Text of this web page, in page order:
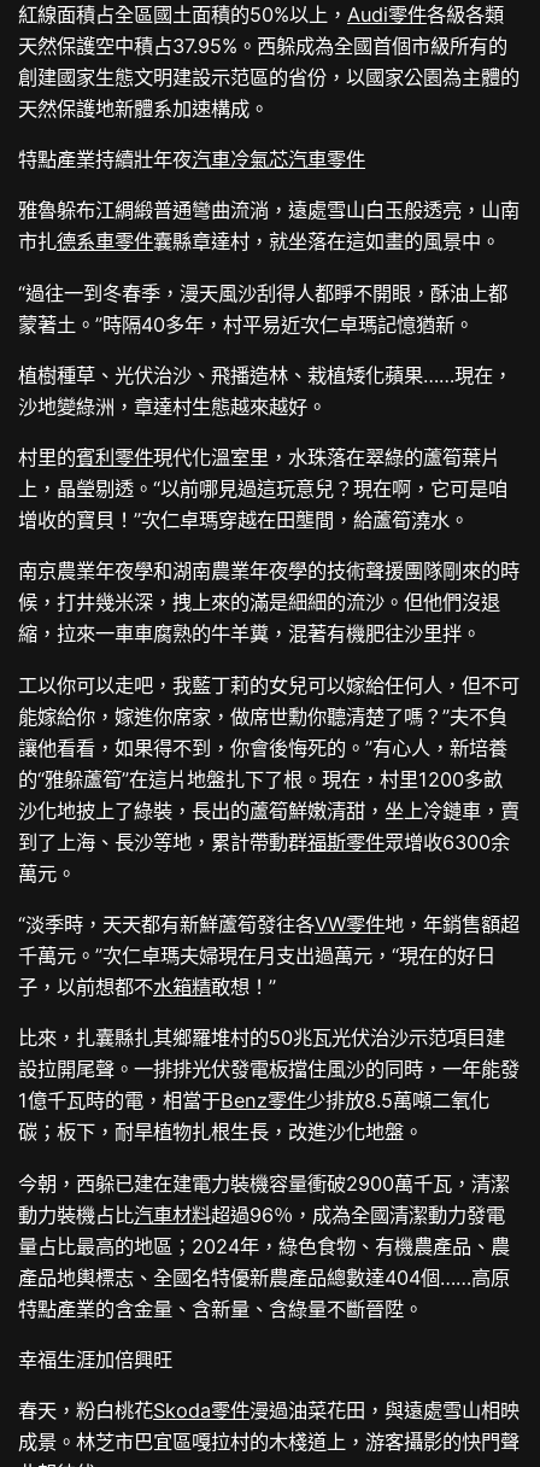
紅線面積占全區國土面積的50%以上， Audi零件各級各類
天然保護空中積占37.95%。西躲成為全國首個市級所有的
創建國家生態文明建設示范區的省份，以國家公園為主體的
天然保護地新體系加速構成。
特點產業持續壯年夜汽車冷氣芯汽車零件
雅魯躲布江綢緞普通彎曲流淌，遠處雪山白玉般透亮，山南
市扎德系車零件囊縣章達村，就坐落在這如畫的風景中。
“過往一到冬春季，漫天風沙刮得人都睜不開眼，酥油上都
蒙著土。”時隔40多年，村平易近次仁卓瑪記憶猶新。
植樹種草、光伏治沙、飛播造林、栽植矮化蘋果……現在，
沙地變綠洲，章達村生態越來越好。
村里的賓利零件現代化溫室里，水珠落在翠綠的蘆筍葉片
上，晶瑩剔透。“以前哪見過這玩意兒？現在啊，它可是咱
增收的寶貝！”次仁卓瑪穿越在田壟間，給蘆筍澆水。
南京農業年夜學和湖南農業年夜學的技術聲援團隊剛來的時
候，打井幾米深，拽上來的滿是細細的流沙。但他們沒退
縮，拉來一車車腐熟的牛羊糞，混著有機肥往沙里拌。
工以你可以走吧，我藍丁莉的女兒可以嫁給任何人，但不可
能嫁給你，嫁進你席家，做席世勳你聽清楚了嗎？”夫不負
讓他看看，如果得不到，你會後悔死的。”有心人，新培養
的“雅躲蘆筍”在這片地盤扎下了根。現在，村里1200多畝
沙化地披上了綠裝，長出的蘆筍鮮嫩清甜，坐上冷鏈車，賣
到了上海、長沙等地，累計帶動群福斯零件眾增收6300余
萬元。
“淡季時，天天都有新鮮蘆筍發往各VW零件地，年銷售額超
千萬元。”次仁卓瑪夫婦現在月支出過萬元，“現在的好日
子，以前想都不水箱精敢想！”
比來，扎囊縣扎其鄉羅堆村的50兆瓦光伏治沙示范項目建
設拉開尾聲。一排排光伏發電板擋住風沙的同時，一年能發
1億千瓦時的電，相當于Benz零件少排放8.5萬噸二氧化
碳；板下，耐旱植物扎根生長，改進沙化地盤。
今朝，西躲已建在建電力裝機容量衝破2900萬千瓦，清潔
動力裝機占比汽車材料超過96％，成為全國清潔動力發電
量占比最高的地區；2024年，綠色食物、有機農產品、農
產品地輿標志、全國名特優新農產品總數達404個……高原
特點產業的含金量、含新量、含綠量不斷晉陞。
幸福生涯加倍興旺
春天，粉白桃花Skoda零件漫過油菜花田，與遠處雪山相映
成景。林芝市巴宜區嘎拉村的木棧道上，游客攝影的快門聲